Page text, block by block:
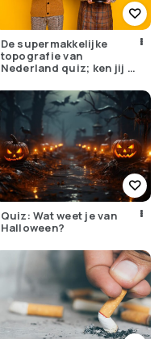
De supermakkelijke
topografie van
Nederland quiz; ken jij de
Quiz: Wat weet je van
Halloween?